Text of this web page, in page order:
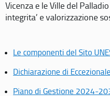
Vicenza e le Ville del
integrita’ e valorizzazione
Le componenti del Sito
Dichiarazione di
Piano di Gestione 2024-